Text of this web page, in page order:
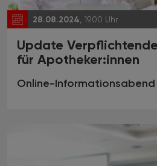
28.08.2024 , 19.00 Uhr
Update
für Apotheker:innen
Online-Informationsabend